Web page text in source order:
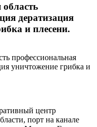
дератизация
и плесени.
центр
порт на канале